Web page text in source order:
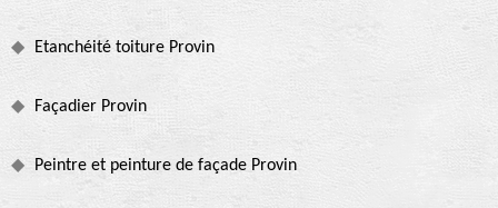
Etanchéité toiture Provin
Façadier Provin
Peintre et peinture de façade Provin